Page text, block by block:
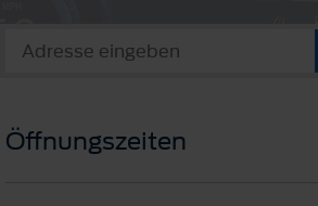
Öffnungszeiten